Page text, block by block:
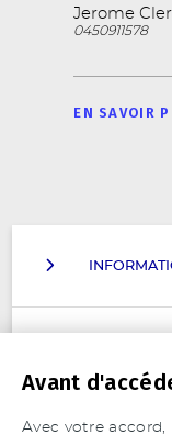
Jerome
0450911578
EN SAVOIR
MOYENS
Avant
Avec votre